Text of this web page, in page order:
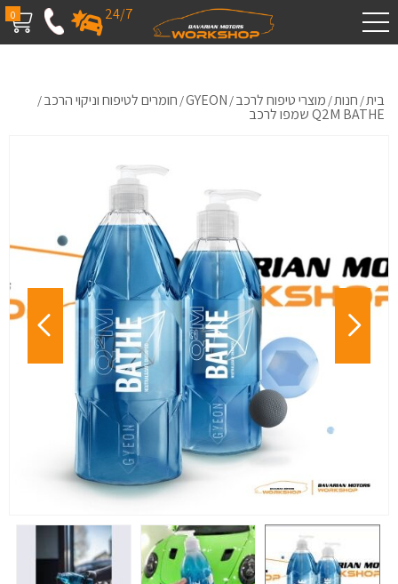
0 24/7
בית/ חנות/ מוצרי טיפוח לרכב/
GYEON
/ חומרים לטיפוח וניקוי הרכב/
Q2M BATHE שמפו לרכב